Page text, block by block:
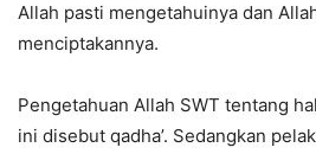
Allah pasti mengetahuinya dan
menciptakannya.
Pengetahuan Allah SWT tentang
ini disebut qadha’. Sedangkan